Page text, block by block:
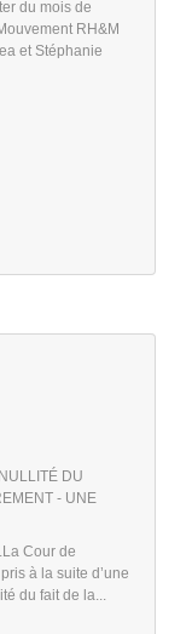
du mois de
RH&M
et Stéphanie
DU
- UNE
Cour de
à la suite d’une
du fait de la...